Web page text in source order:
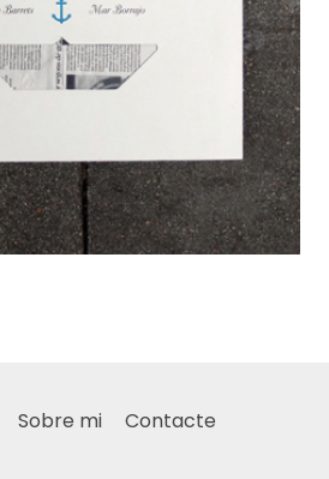
Sobre mi Contacte